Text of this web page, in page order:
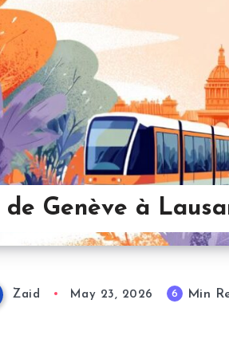
Genève à
Zaid May 23, 2026 6 Min